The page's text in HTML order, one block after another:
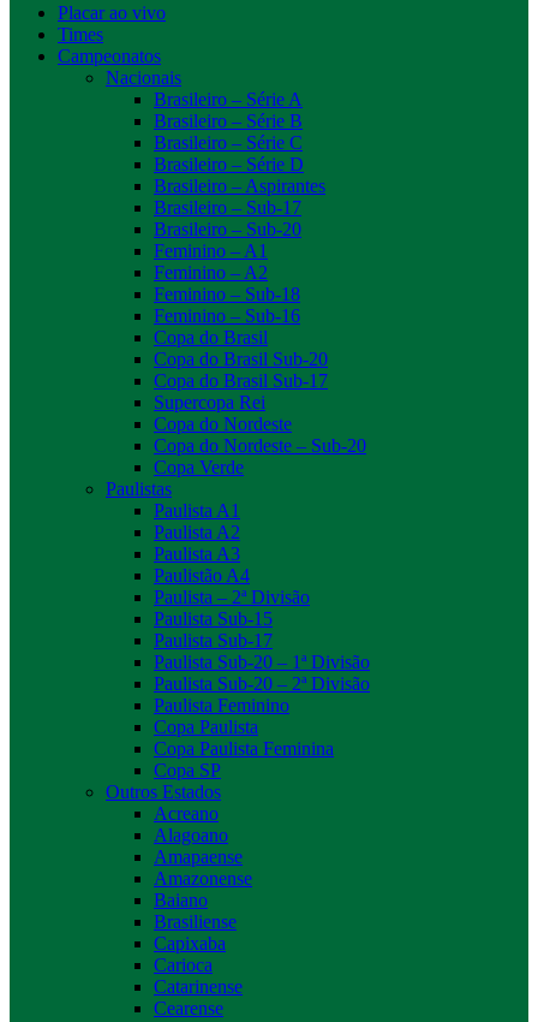
Placar ao vivo
Times
Campeonatos
Nacionais
Brasileiro – Série A
Brasileiro – Série B
Brasileiro – Série C
Brasileiro – Série D
Brasileiro – Aspirantes
Brasileiro – Sub-17
Brasileiro – Sub-20
Feminino – A1
Feminino – A2
Feminino – Sub-18
Feminino – Sub-16
Copa do Brasil
Copa do Brasil Sub-20
Copa do Brasil Sub-17
Supercopa Rei
Copa do Nordeste
Copa do Nordeste – Sub-20
Copa Verde
Paulistas
Paulista A1
Paulista A2
Paulista A3
Paulistão A4
Paulista – 2ª Divisão
Paulista Sub-15
Paulista Sub-17
Paulista Sub-20 – 1ª Divisão
Paulista Sub-20 – 2ª Divisão
Paulista Feminino
Copa Paulista
Copa Paulista Feminina
Copa SP
Outros Estados
Acreano
Alagoano
Amapaense
Amazonense
Baiano
Brasiliense
Capixaba
Carioca
Catarinense
Cearense